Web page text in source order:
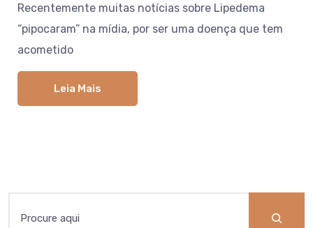
Recentemente muitas notícias sobre Lipedema
“pipocaram” na mídia, por ser uma doença que tem
acometido
Leia Mais